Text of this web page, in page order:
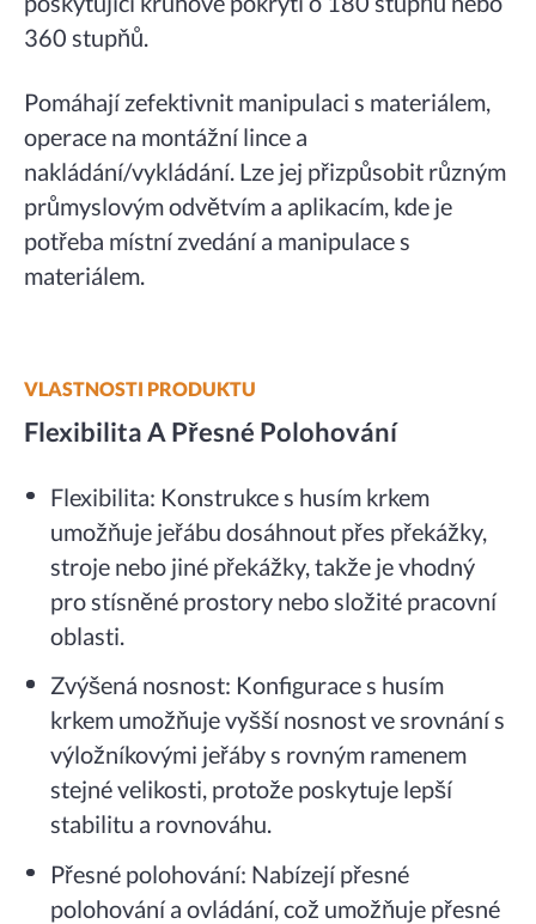
360 stupňů.
Pomáhají zefektivnit manipulaci s materiálem,
operace na montážní lince a
nakládání/vykládání. Lze jej přizpůsobit různým
průmyslovým odvětvím a aplikacím, kde je
potřeba místní zvedání a manipulace s
materiálem.
VLASTNOSTI PRODUKTU
Flexibilita A Přesné Polohování
Flexibilita: Konstrukce s husím krkem
umožňuje jeřábu dosáhnout přes překážky,
stroje nebo jiné překážky, takže je vhodný
pro stísněné prostory nebo složité pracovní
oblasti.
Zvýšená nosnost: Konfigurace s husím
krkem umožňuje vyšší nosnost ve srovnání s
výložníkovými jeřáby s rovným ramenem
stejné velikosti, protože poskytuje lepší
stabilitu a rovnováhu.
Přesné polohování: Nabízejí přesné
polohování a ovládání, což umožňuje přesné